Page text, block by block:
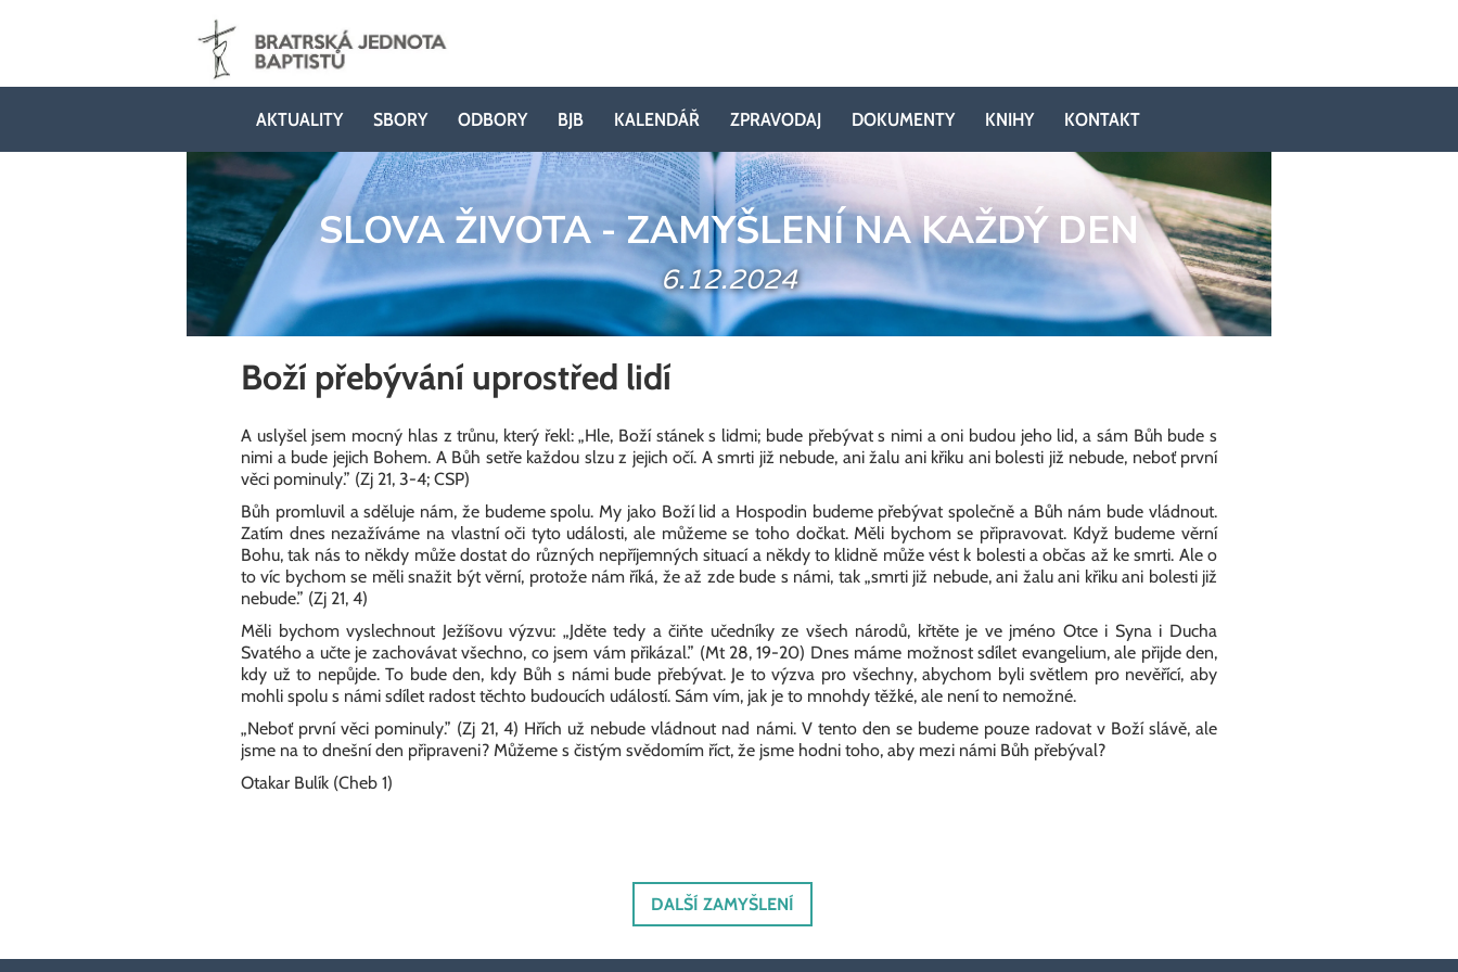
AKTUALITY SBORY ODBORY BJB KALENDÁŘ ZPRAVODAJ DOKUMENTY KNIHY KONTAKT
SLOVA ŽIVOTA - ZAMYŠLENÍ NA KAŽDÝ DEN
6.12.2024
Boží přebývání uprostřed lidí
A uslyšel jsem mocný hlas z trůnu, který řekl: „Hle, Boží stánek s lidmi; bude přebývat s nimi a oni budou jeho lid, a sám Bůh bude s
nimi a bude jejich Bohem. A Bůh setře každou slzu z jejich očí. A smrti již nebude, ani žalu ani křiku ani bolesti již nebude, neboť první
věci pominuly.” (Zj 21, 3-4; CSP)
Bůh promluvil a sděluje nám, že budeme spolu. My jako Boží lid a Hospodin budeme přebývat společně a Bůh nám bude vládnout.
Zatím dnes nezažíváme na vlastní oči tyto události, ale můžeme se toho dočkat. Měli bychom se připravovat. Když budeme věrní
Bohu, tak nás to někdy může dostat do různých nepříjemných situací a někdy to klidně může vést k bolesti a občas až ke smrti. Ale o
to víc bychom se měli snažit být věrní, protože nám říká, že až zde bude s námi, tak „smrti již nebude, ani žalu ani křiku ani bolesti již
nebude.” (Zj 21, 4)
Měli bychom vyslechnout Ježíšovu výzvu: „Jděte tedy a čiňte učedníky ze všech národů, křtěte je ve jméno Otce i Syna i Ducha
Svatého a učte je zachovávat všechno, co jsem vám přikázal.” (Mt 28, 19-20) Dnes máme možnost sdílet evangelium, ale přijde den,
kdy už to nepůjde. To bude den, kdy Bůh s námi bude přebývat. Je to výzva pro všechny, abychom byli světlem pro nevěřící, aby
mohli spolu s námi sdílet radost těchto budoucích událostí. Sám vím, jak je to mnohdy těžké, ale není to nemožné.
„Neboť první věci pominuly.” (Zj 21, 4) Hřích už nebude vládnout nad námi. V tento den se budeme pouze radovat v Boží slávě, ale
jsme na to dnešní den připraveni? Můžeme s čistým svědomím říct, že jsme hodni toho, aby mezi námi Bůh přebýval?
Otakar Bulík (Cheb 1)
DALŠÍ ZAMYŠLENÍ